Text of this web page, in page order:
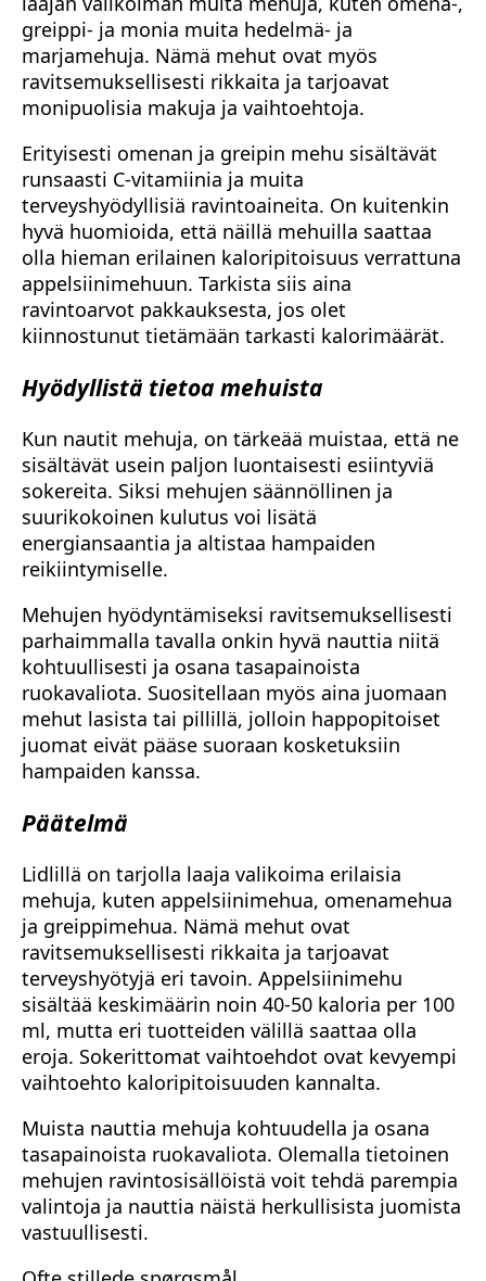
greippi- ja monia muita hedelmä- ja
marjamehuja. Nämä mehut ovat myös
ravitsemuksellisesti rikkaita ja tarjoavat
monipuolisia makuja ja vaihtoehtoja.
Erityisesti omenan ja greipin mehu sisältävät
runsaasti C-vitamiinia ja muita
terveyshyödyllisiä ravintoaineita. On kuitenkin
hyvä huomioida, että näillä mehuilla saattaa
olla hieman erilainen kaloripitoisuus verrattuna
appelsiinimehuun. Tarkista siis aina
ravintoarvot pakkauksesta, jos olet
kiinnostunut tietämään tarkasti kalorimäärät.
Hyödyllistä tietoa mehuista
Kun nautit mehuja, on tärkeää muistaa, että ne
sisältävät usein paljon luontaisesti esiintyviä
sokereita. Siksi mehujen säännöllinen ja
suurikokoinen kulutus voi lisätä
energiansaantia ja altistaa hampaiden
reikiintymiselle.
Mehujen hyödyntämiseksi ravitsemuksellisesti
parhaimmalla tavalla onkin hyvä nauttia niitä
kohtuullisesti ja osana tasapainoista
ruokavaliota. Suositellaan myös aina juomaan
mehut lasista tai pillillä, jolloin happopitoiset
juomat eivät pääse suoraan kosketuksiin
hampaiden kanssa.
Päätelmä
Lidlillä on tarjolla laaja valikoima erilaisia
mehuja, kuten appelsiinimehua, omenamehua
ja greippimehua. Nämä mehut ovat
ravitsemuksellisesti rikkaita ja tarjoavat
terveyshyötyjä eri tavoin. Appelsiinimehu
sisältää keskimäärin noin 40-50 kaloria per 100
ml, mutta eri tuotteiden välillä saattaa olla
eroja. Sokerittomat vaihtoehdot ovat kevyempi
vaihtoehto kaloripitoisuuden kannalta.
Muista nauttia mehuja kohtuudella ja osana
tasapainoista ruokavaliota. Olemalla tietoinen
mehujen ravintosisällöistä voit tehdä parempia
valintoja ja nauttia näistä herkullisista juomista
vastuullisesti.